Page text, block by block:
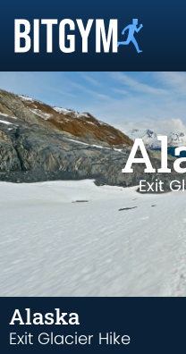
Exit
Alaska
Exit Glacier Hike